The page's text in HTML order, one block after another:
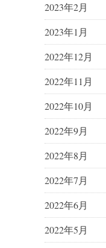
2023年2月
2023年1月
2022年12月
2022年11月
2022年10月
2022年9月
2022年8月
2022年7月
2022年6月
2022年5月